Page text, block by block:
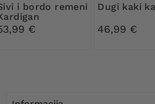
€
Dugi kaki
46,99 €